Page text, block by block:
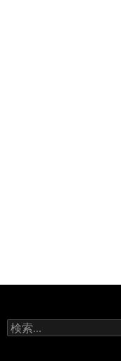
検
索: